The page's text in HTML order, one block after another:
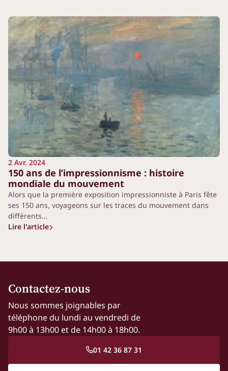
2 Avr. 2024
150 ans de l’impressionnisme : histoire
mondiale du mouvement
Alors que la première exposition impressionniste à Paris fête
ses 150 ans, voyageons sur les traces du mouvement dans
différents…
Lire l'article
Contactez-nous
Nous sommes joignables par
téléphone du lundi au vendredi de
9h00 à 13h00 et de 14h00 à 18h00.
01 42 36 87 31